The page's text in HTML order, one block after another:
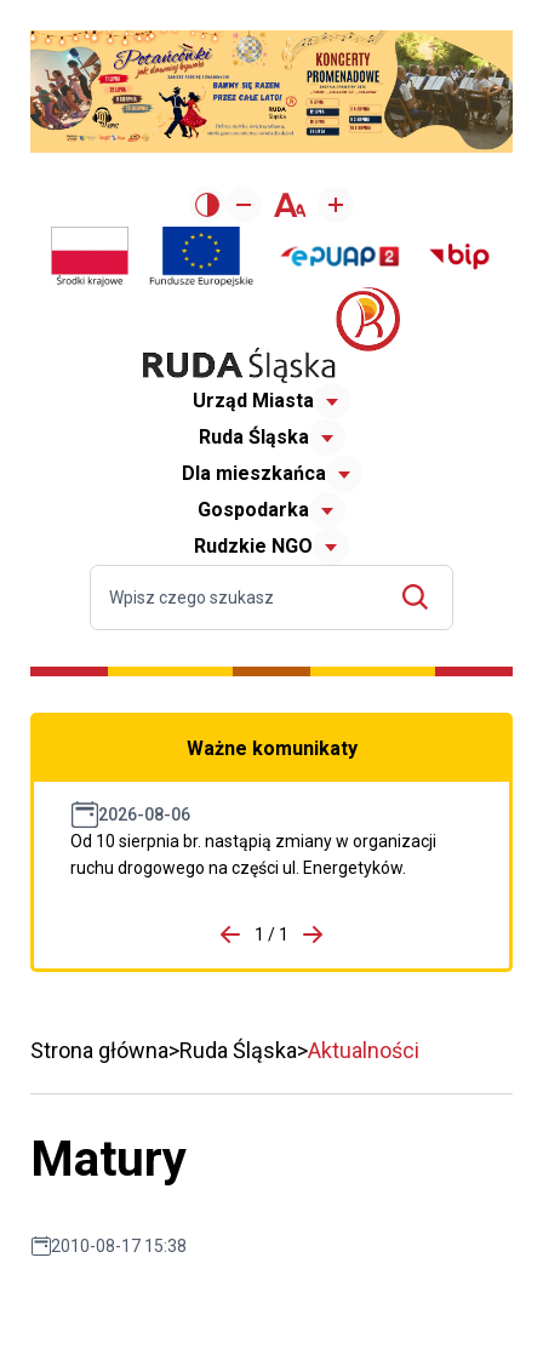
Urząd Miasta
Ruda Śląska
Dla mieszkańca
Gospodarka
Rudzkie NGO
Ważne komunikaty
2026-08-06
Od 10 sierpnia br. nastąpią zmiany w organizacji
ruchu drogowego na części ul. Energetyków.
porzpedniego komunikatu
1 / 1
Przejdź do następnego
Strona główna Ruda Śląska Aktualności
Matury
2010-08-17 15:38